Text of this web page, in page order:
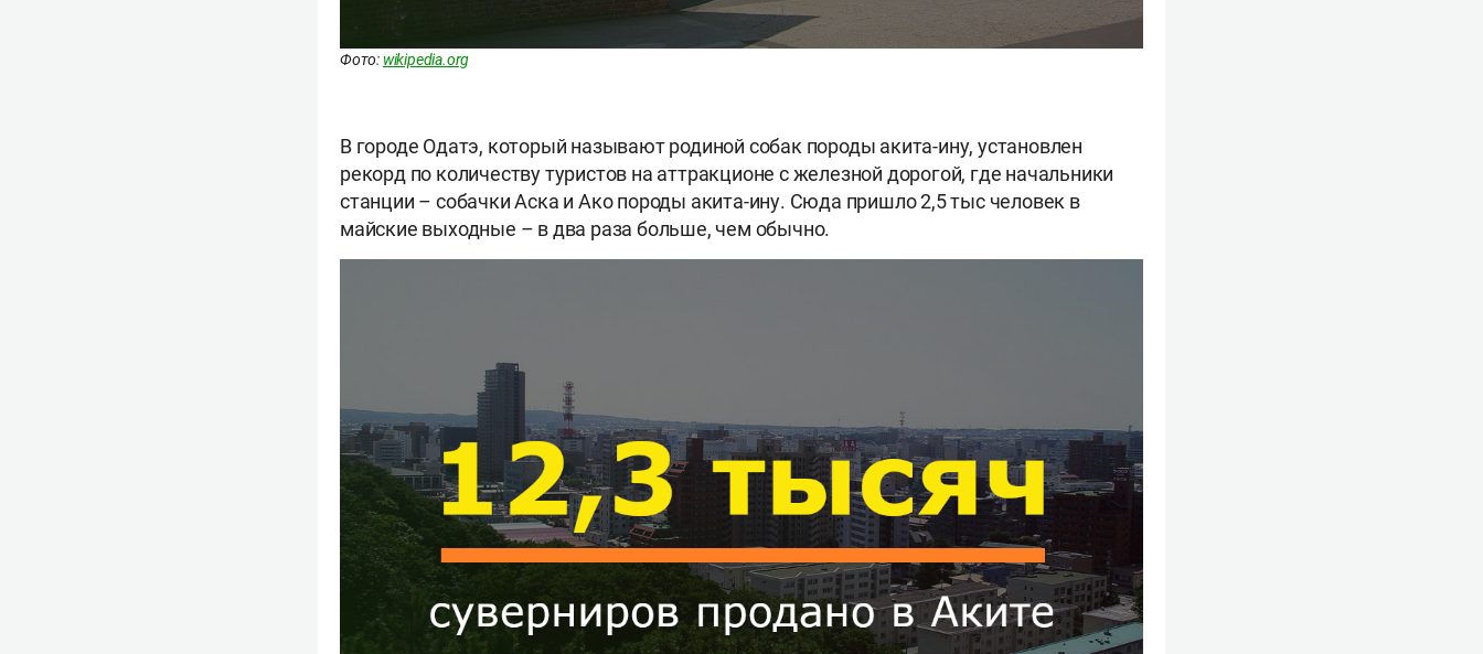
Фото: wikipedia.org
В городе Одатэ, который называют родиной собак породы акита-ину, установлен
рекорд по количеству туристов на аттракционе с железной дорогой, где начальники
станции – собачки Аска и Ако породы акита-ину. Сюда пришло 2,5 тыс человек в
майские выходные – в два раза больше, чем обычно.